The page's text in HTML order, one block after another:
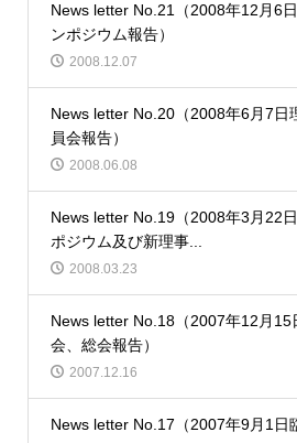
News letter No.21（2008年12月6
ンポジウム報告）
2008.12.07
News letter No.20（2008年6月7日
員会報告）
2008.06.08
News letter No.19（2008年3月22
ポジウム及び新理事...
2008.03.23
News letter No.18（2007年12月15
会、総会報告）
2007.12.16
News letter No.17（2007年9月1日